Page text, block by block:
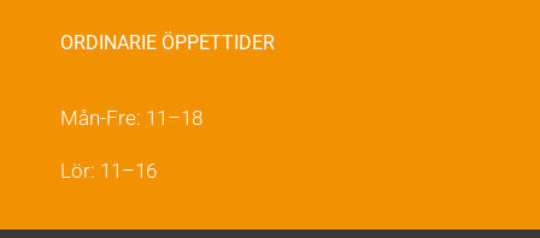
ORDINARIE ÖPPETTIDER
Mån-Fre: 11–18
Lör: 11–16